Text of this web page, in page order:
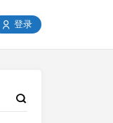
登录